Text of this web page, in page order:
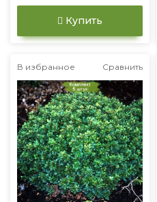
Купить
В избранное Сравнить